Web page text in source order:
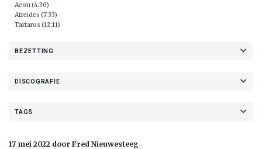
Aeon (4:30)
Atreides (7:33)
Tartaros (12:11)
BEZETTING
DISCOGRAFIE
TAGS
17 mei 2022 door Fred Nieuwesteeg